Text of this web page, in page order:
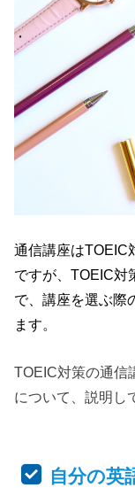
通信講座はTOEIC
ですが、TOEIC対
で、講座を選ぶ際
ます。
TOEIC対策の通信
について、説明し
自分の英